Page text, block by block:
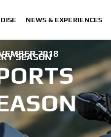
NEWS & EXPERIENCES
SEASON
2018